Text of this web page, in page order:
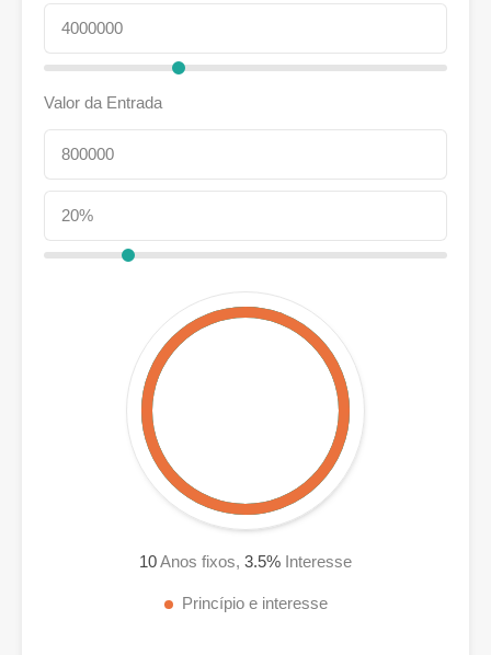
Valor da Entrada
10Anos fixos, 3.5% Interesse
Princípio e interesse